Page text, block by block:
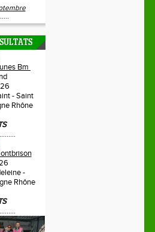
Bm
- Saint
Rhône
-
Rhône